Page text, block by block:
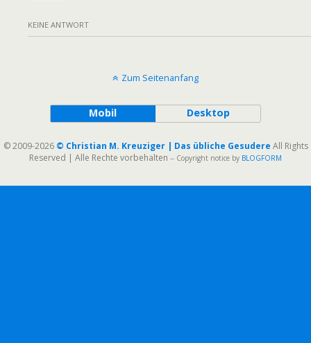
KEINE ANTWORT
Zum Seitenanfang
Mobil Desktop
© 2009-2026 © Christian M. Kreuziger | Das übliche Gesudere All Rights
Reserved | Alle Rechte vorbehalten -- Copyright notice by BLOGFORM